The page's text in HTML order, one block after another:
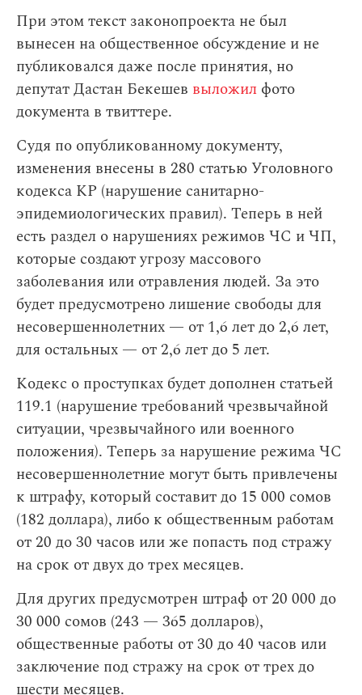
При этом текст законопроекта не был
вынесен на общественное обсуждение и не
публиковался даже после принятия, но
депутат Дастан Бекешев выложил фото
документа в твиттере.
Судя по опубликованному документу,
изменения внесены в 280 статью Уголовного
кодекса КР (нарушение санитарно-
эпидемиологических правил). Теперь в ней
есть раздел о нарушениях режимов ЧС и ЧП,
которые создают угрозу массового
заболевания или отравления людей. За это
будет предусмотрено лишение свободы для
несовершеннолетних — от 1,6 лет до 2,6 лет,
для остальных — от 2,6 лет до 5 лет.
Кодекс о проступках будет дополнен статьей
119.1 (нарушение требований чрезвычайной
ситуации, чрезвычайного или военного
положения). Теперь за нарушение режима ЧС
несовершеннолетние могут быть привлечены
к штрафу, который составит до 15 000 сомов
(182 доллара), либо к общественным работам
от 20 до 30 часов или же попасть под стражу
на срок от двух до трех месяцев.
Для других предусмотрен штраф от 20 000 до
30 000 сомов (243 — 365 долларов),
общественные работы от 30 до 40 часов или
заключение под стражу на срок от трех до
шести месяцев.